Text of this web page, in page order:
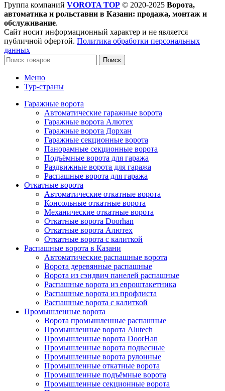
Группа компаний VOROTA TOP © 2020-2025 Ворота,
автоматика и рольставни в Казани: продажа, монтаж и
обслуживание.
Сайт носит информационный характер и не является
публичной офертой. Политика обработки персональных
данных
Поиск
Меню
Тур-страны
Гаражные ворота
Автоматические гаражные ворота
Гаражные ворота Алютех
Гаражные ворота Дорхан
Гаражные секционные ворота
Панорамные секционные ворота
Подъёмные ворота для гаража
Раздвижные ворота для гаража
Распашные ворота для гаража
Откатные ворота
Автоматические откатные ворота
Консольные откатные ворота
Механические откатные ворота
Откатные ворота Doorhan
Откатные ворота Алютех
Откатные ворота с калиткой
Распашные ворота в Казани
Автоматические распашные ворота
Ворота деревянные распашные
Ворота из сэндвич панелей распашные
Распашные ворота из евроштакетника
Распашные ворота из профлиста
Распашные ворота с калиткой
Промышленные ворота
Ворота промышленные распашные
Промышленные ворота Alutech
Промышленные ворота DoorHan
Промышленные ворота подвесные
Промышленные ворота рулонные
Промышленные откатные ворота
Промышленные подъёмные ворота
Промышленные секционные ворота